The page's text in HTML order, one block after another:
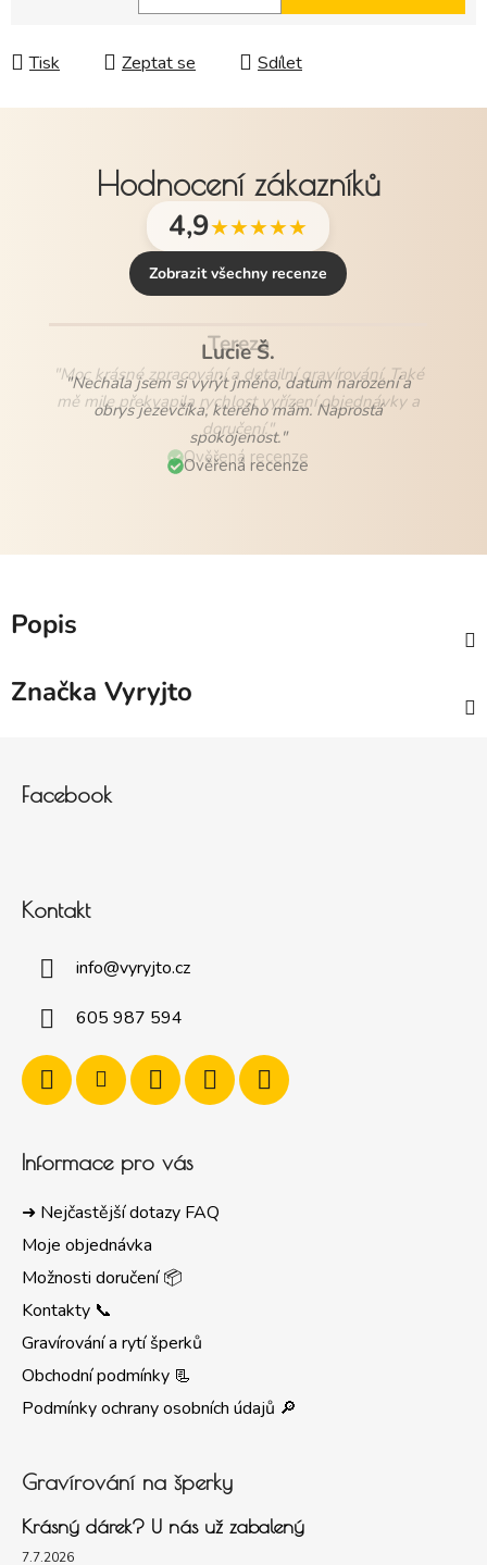
Tisk
Zeptat se Sdílet
Hodnocení zákazníků
4,9★★★★★
Zobrazit všechny recenze
Lucie Š.
"Nechala jsem si vyrýt jméno, datum narození a
obrys jezevčíka, kterého mám. Naprostá
spokojenost."
Ověřená recenze
Popis
Značka Vyryjto
Facebook
Kontakt
info@vyryjto.cz
605 987 594
Informace pro vás
➜ Nejčastější dotazy FAQ
Moje objednávka
Možnosti doručení 📦
Kontakty 📞
Gravírování a rytí šperků
Obchodní podmínky 📃
Podmínky ochrany osobních údajů 🔎
Gravírování na šperky
Krásný dárek? U nás už zabalený
7.7.2026